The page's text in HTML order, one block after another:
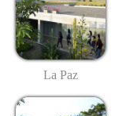
La Paz